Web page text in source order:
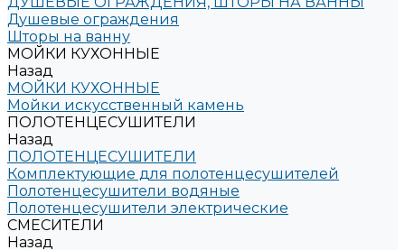
Душевые ограждения
Шторы на ванну
МОЙКИ КУХОННЫЕ
Назад
МОЙКИ КУХОННЫЕ
Мойки искусственный камень
ПОЛОТЕНЦЕСУШИТЕЛИ
Назад
ПОЛОТЕНЦЕСУШИТЕЛИ
Комплектующие для полотенцесушителей
Полотенцесушители водяные
Полотенцесушители электрические
СМЕСИТЕЛИ
Назад